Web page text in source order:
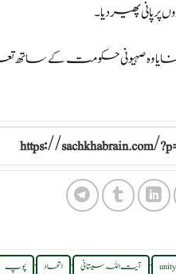
پانی پھیردیا۔
صہیونی حکومت کے ساتھ
unity
, آیت اللہ سیستانی , اتحاد , پوپ